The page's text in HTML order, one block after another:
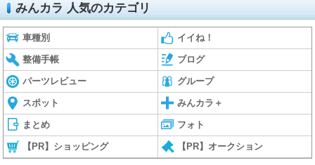
みんカラ 人気のカテゴリ
車種別 イイね！
整備手帳 ブログ
パーツレビュー グループ
スポット みんカラ＋
まとめ フォト
【PR】ショッピング 【PR】オークション